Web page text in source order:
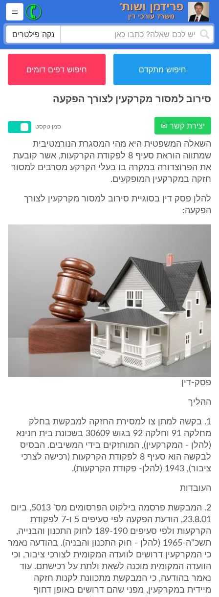
נקה פילטרים
חיפוש מתקדם חיפוש דפים דומים
סירוב למסור מקרקעין לצורך הפקעה
יצירת קשר ✉ סמן טקסט
השאלה המשפטית היא מהי המסגרת הנורמטיבית
שמתווה הוראת סעיף 8 לפקודת הקרקעות, אשר קובעת
את הפרוצדורה במקרה בו בעלי הקרקע מסרבים למסור
חזקה במקרקעין המופקעים.
להלן פסק דין בסוגיית סירוב למסור מקרקעין לצורך
הפקעה:
פסק-דין
ההליך
1. בקשה למתן צו למסירת החזקה למבקשת בחלק
מחלקה 91 וחלקה 92 בגוש 30609 בשכונת בית חנינא
(להלן - המקרקעין), המוחזקים בידי המשיבים. הבסיס
לבקשה הוא סעיף 8 לפקודת הקרקעות (רכישה לצרכי
ציבור), 1943 (להלן- פקודת הקרקעות).
העובדות
2. המבקשת פרסמה בילקוט הפרסומים מס' 5013, ביום
23.8.01, הודעת הפקעה לפי סעיפים 5 ו-7 לפקודת
הקרקעות ולפי סעיפים 189-190 לחוק התכנון והבנייה,
תשכ"ה-1965 (להלן - חוק התכנון והבניה). בהודעה נאמר
כי המקרקעין דרושים לוועדה המקומית לצורכי ציבור, וכי
הוועדה המקומית מוכנה לשאת ולתת על רכישתם. עוד
נאמר בהודעה, כי המבקשת מתכוונת לקנות חזקה
מיידית במקרקעין, מפני שהם דרושים באופן דחוף